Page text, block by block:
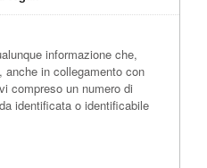
informazione che,
anche in collegamento con
compreso un numero di
identificata o identificabile